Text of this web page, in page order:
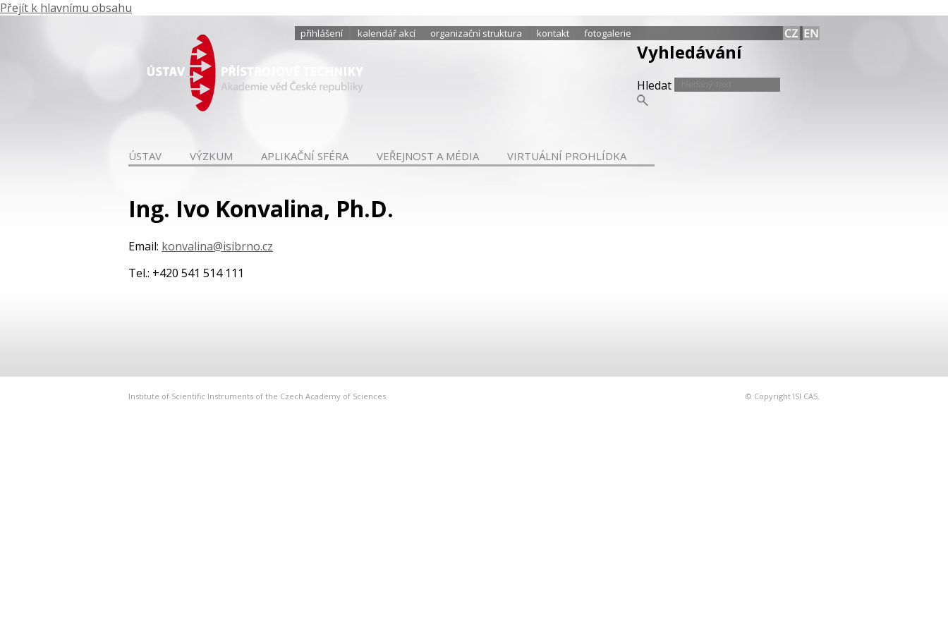
Přejít k hlavnímu obsahu
přihlášení kalendář akcí organizační struktura kontakt fotogalerie
Vyhledávání
Hledat
ÚSTAV VÝZKUM APLIKAČNÍ SFÉRA VEŘEJNOST A MÉDIA VIRTUÁLNÍ PROHLÍDKA
Ing. Ivo Konvalina, Ph.D.
Email: konvalina@isibrno.cz
Tel.: +420 541 514 111
© Copyright ISI CAS.
Institute of Scientific Instruments of the Czech Academy of Sciences